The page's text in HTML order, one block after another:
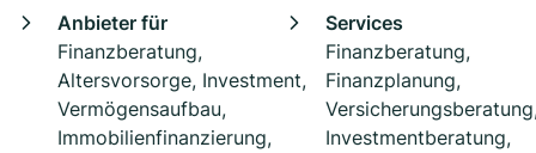
Anbieter für
Finanzberatung,
Altersvorsorge, Investment,
Vermögensaufbau,
Immobilienfinanzierung,
Services
Finanzberatung,
Finanzplanung,
Investmentberatung,